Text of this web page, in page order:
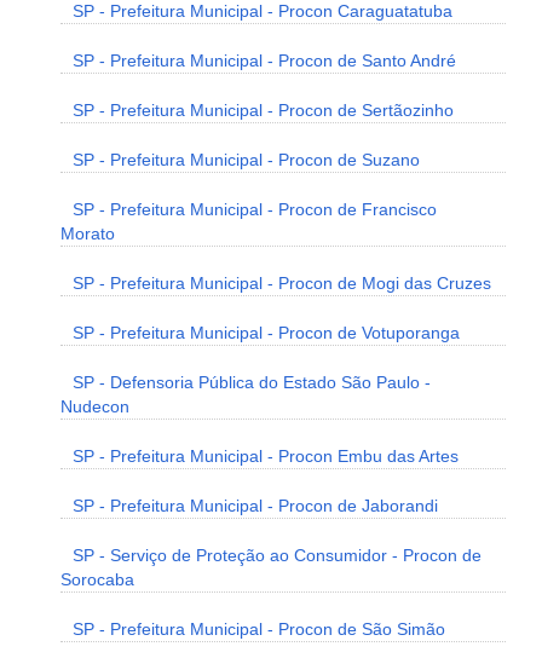
SP - Prefeitura Municipal - Procon Caraguatatuba
SP - Prefeitura Municipal - Procon de Santo André
SP - Prefeitura Municipal - Procon de Sertãozinho
SP - Prefeitura Municipal - Procon de Suzano
SP - Prefeitura Municipal - Procon de Francisco
Morato
SP - Prefeitura Municipal - Procon de Mogi das Cruzes
SP - Prefeitura Municipal - Procon de Votuporanga
SP - Defensoria Pública do Estado São Paulo -
Nudecon
SP - Prefeitura Municipal - Procon Embu das Artes
SP - Prefeitura Municipal - Procon de Jaborandi
SP - Serviço de Proteção ao Consumidor - Procon de
Sorocaba
SP - Prefeitura Municipal - Procon de São Simão